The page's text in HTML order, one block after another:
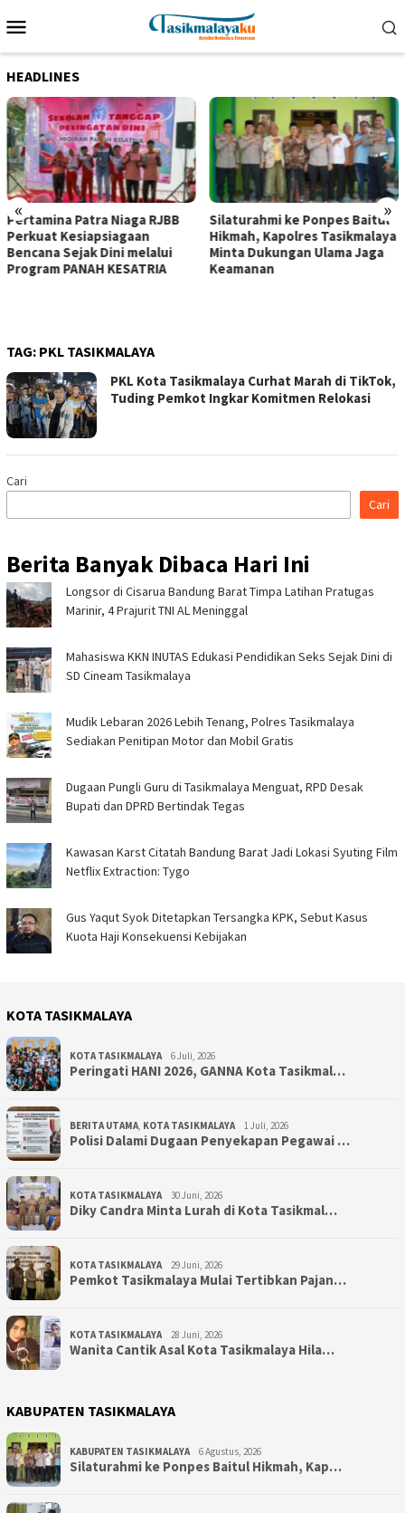
ke
Mobile
HEADLINES
« »
Pertamina Patra Niaga RJBB
Perkuat Kesiapsiagaan
Bencana Sejak Dini melalui
Program PANAH KESATRIA
Silaturahmi ke Ponpes Baitul
Hikmah, Kapolres Tasikmalaya
Minta Dukungan Ulama Jaga
Keamanan
TAG: PKL TASIKMALAYA
PKL Kota Tasikmalaya Curhat Marah di TikTok,
Tuding Pemkot Ingkar Komitmen Relokasi
Cari
Cari
Berita Banyak Dibaca Hari Ini
Longsor di Cisarua Bandung Barat Timpa Latihan Pra­tugas
Marinir, 4 Prajurit TNI AL Meninggal
Mahasiswa KKN INUTAS Edukasi Pendidikan Seks Sejak Dini di
SD Cineam Tasikmalaya
Mudik Lebaran 2026 Lebih Tenang, Polres Tasikmalaya
Sediakan Penitipan Motor dan Mobil Gratis
Dugaan Pungli Guru di Tasikmalaya Menguat, RPD Desak
Bupati dan DPRD Bertindak Tegas
Kawasan Karst Citatah Bandung Barat Jadi Lokasi Syuting Film
Netflix Extraction: Tygo
Gus Yaqut Syok Ditetapkan Tersangka KPK, Sebut Kasus
Kuota Haji Konsekuensi Kebijakan
KOTA TASIKMALAYA
KOTA TASIKMALAYA 6 Juli, 2026
Peringati HANI 2026, GANNA Kota Tasikmal…
BERITA UTAMA KOTA TASIKMALAYA 1 Juli, 2026
Polisi Dalami Dugaan Penyekapan Pegawai …
KOTA TASIKMALAYA 30 Juni, 2026
Diky Candra Minta Lurah di Kota Tasikmal…
KOTA TASIKMALAYA 29 Juni, 2026
Pemkot Tasikmalaya Mulai Tertibkan Pajan…
KOTA TASIKMALAYA 28 Juni, 2026
Wanita Cantik Asal Kota Tasikmalaya Hila…
KABUPATEN TASIKMALAYA
KABUPATEN TASIKMALAYA 6 Agustus, 2026
Silaturahmi ke Ponpes Baitul Hikmah, Kap…